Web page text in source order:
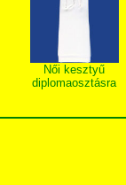
Női kesztyű
diplomaosztásra